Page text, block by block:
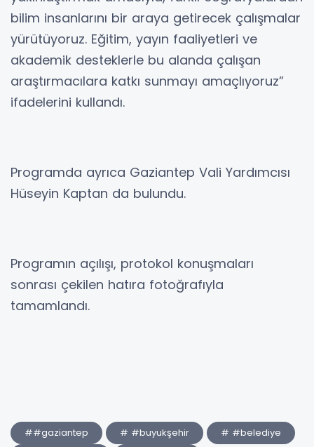
bilim insanlarını bir araya getirecek çalışmalar
yürütüyoruz. Eğitim, yayın faaliyetleri ve
akademik desteklerle bu alanda çalışan
araştırmacılara katkı sunmayı amaçlıyoruz”
ifadelerini kullandı.
Programda ayrıca Gaziantep Vali Yardımcısı
Hüseyin Kaptan da bulundu.
Programın açılışı, protokol konuşmaları
sonrası çekilen hatıra fotoğrafıyla
tamamlandı.
##gaziantep # #buyukşehir
# #belediye